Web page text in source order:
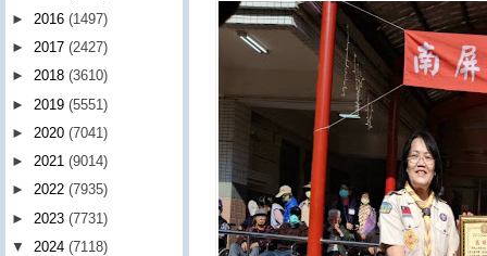
► 2016 (1497)
► 2017 (2427)
► 2018 (3610)
► 2019 (5551)
► 2020 (7041)
► 2021 (9014)
► 2022 (7935)
► 2023 (7731)
▼ 2024 (7118)